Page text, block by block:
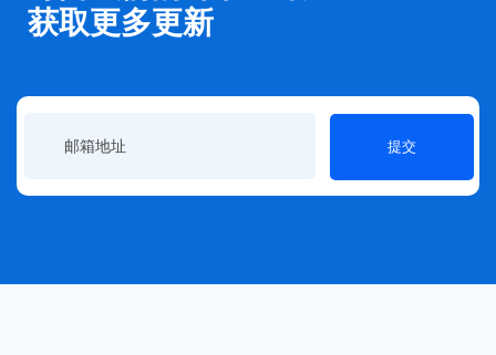
获取更多更新
提交